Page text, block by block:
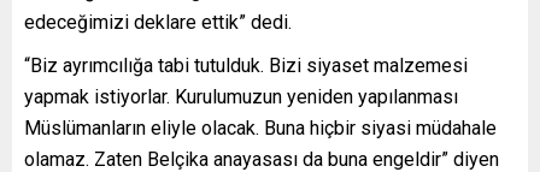
edeceğimizi deklare ettik” dedi.
“Biz ayrımcılığa tabi tutulduk. Bizi siyaset malzemesi
yapmak istiyorlar. Kurulumuzun yeniden yapılanması
Müslümanların eliyle olacak. Buna hiçbir siyasi müdahale
olamaz. Zaten Belçika anayasası da buna engeldir” diyen